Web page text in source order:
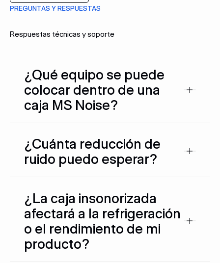
PREGUNTAS Y RESPUESTAS
Respuestas técnicas y soporte
¿Qué equipo se puede
colocar dentro de una
caja MS Noise?
¿Cuánta reducción de
ruido puedo esperar?
¿La caja insonorizada
afectará a la refrigeración
o el rendimiento de mi
producto?